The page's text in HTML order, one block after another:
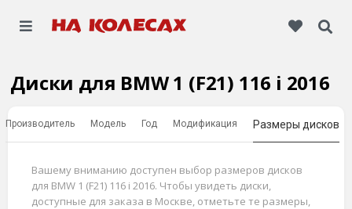
Диски для BMW 1 (F21) 116 i 2016
Производитель Модель Год Модификация Размеры дисков
Вашему вниманию доступен выбор размеров дисков
для BMW 1 (F21) 116 i 2016. Чтобы увидеть диски,
доступные для заказа в Москве, отметьте те размеры,